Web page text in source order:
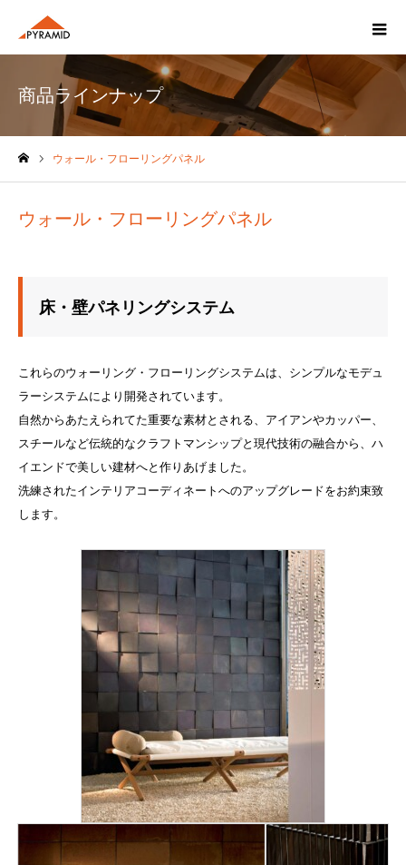
商品ラインナップ
ウォール・フローリングパネル
ウォール・フローリングパネル
床・壁パネリングシステム
これらのウォーリング・フローリングシステムは、シンプルなモデュ
ラーシステムにより開発されています。
自然からあたえられてた重要な素材とされる、アイアンやカッパー、
スチールなど伝統的なクラフトマンシップと現代技術の融合から、ハ
イエンドで美しい建材へと作りあげました。
洗練されたインテリアコーディネートへのアップグレードをお約束致
します。